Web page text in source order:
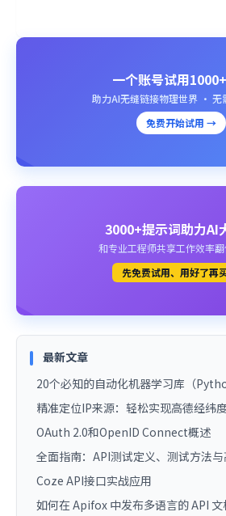
一个账号试用
助力AI无缝链接物理世界 · 无
免费开始试用 →
3000+提示词助力AI
和专业工程师共享工作效率
先免费试用、用好了再
最新文章
20个必知的自动化机器学习库（
精准定位IP来源：轻松实现高德经纬
OAuth 2.0和OpenID Connect概述
全面指南：API测试定义、测试方法
Coze API接口实战应用
如何在 Apifox 中发布多语言的 API 文